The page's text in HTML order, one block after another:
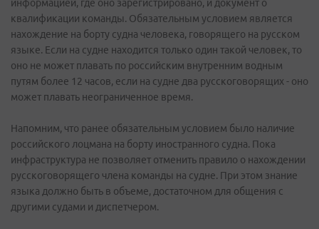
информацией, где оно зарегистрировано, и документ о
квалификации команды. Обязательным условием является
нахождение на борту судна человека, говорящего на русском
языке. Если на судне находится только один такой человек, то
оно не может плавать по российским внутренним водным
путям более 12 часов, если на судне два русскоговорящих - оно
может плавать неограниченное время.
Напомним, что ранее обязательным условием было наличие
российского лоцмана на борту иностранного судна. Пока
инфраструктура не позволяет отменить правило о нахождении
русскоговорящего члена команды на судне. При этом знание
языка должно быть в объеме, достаточном для общения с
другими судами и диспетчером.